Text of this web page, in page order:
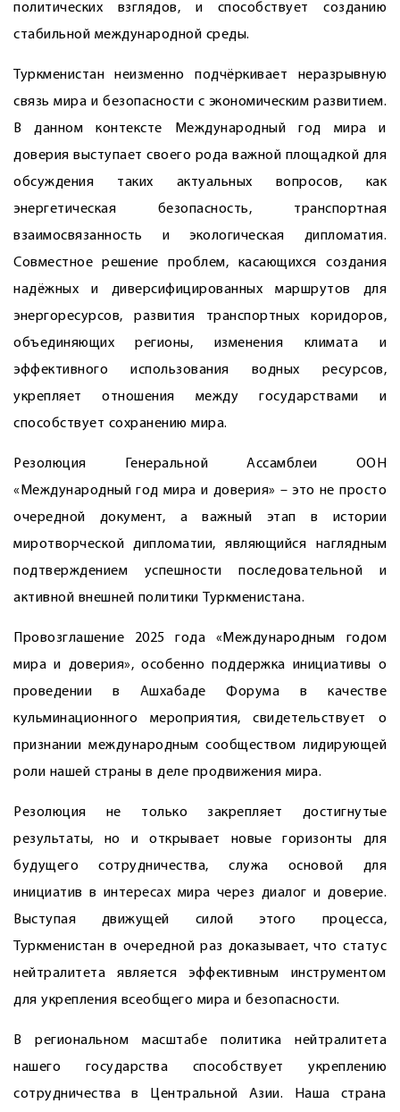
политических взглядов, и способствует созданию
стабильной международной среды.
Туркменистан неизменно подчёркивает неразрывную
связь мира и безопасности с экономическим развитием.
В данном контексте Международный год мира и
доверия выступает своего рода важной площадкой для
обсуждения таких актуальных вопросов, как
энергетическая безопасность, транспортная
взаимосвязанность и экологическая дипломатия.
Совместное решение проблем, касающихся создания
надёжных и диверсифицированных маршрутов для
энергоресурсов, развития транспортных коридоров,
объединяющих регионы, изменения климата и
эффективного использования водных ресурсов,
укрепляет отношения между государствами и
способствует сохранению мира.
Резолюция Генеральной Ассамб­леи ООН
«Международный год мира и доверия» – это не просто
очередной документ, а важный этап в истории
миротворческой дипломатии, являющийся наглядным
подтверждением успешности последовательной и
активной внешней политики Туркменистана.
Провозглашение 2025 года «Международным годом
мира и доверия», особенно поддержка инициативы о
проведении в Ашхабаде Форума в качестве
кульминационного мероприятия, свидетельствует о
признании международным сообществом лидирующей
роли нашей страны в деле продвижения мира.
Резолюция не только закрепляет достигнутые
результаты, но и открывает новые горизонты для
будущего сотрудничества, служа основой для
инициатив в интересах мира через диалог и доверие.
Выступая движущей силой этого процесса,
Туркменистан в очередной раз доказывает, что статус
нейтралитета является эффективным инструментом
для укрепления всеобщего мира и безопасности.
В региональном масштабе политика нейтралитета
нашего государства способствует укреплению
сотрудничества в Центральной Азии. Наша страна